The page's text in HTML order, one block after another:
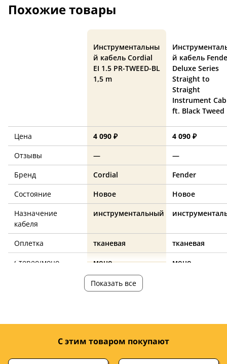
Похожие товары
Инструментальны
й кабель Cordial
EI 1.5 PR-TWEED-BL
1,5 m
й кабель
Deluxe Series
Straight to
Straight
Instrument
ft. Black Tweed
Цена 4 090 ₽
4 090 ₽
Отзывы
—
—
Бренд
Cordial
Fender
Состояние
Новое
Новое
Назначение
кабеля
инструментальный
Оплетка тканевая
тканевая
Стерео/моно
моно моно
jack 6.3 (M) – jack
6.3 (M)
Показать все
С этим товаром покупают